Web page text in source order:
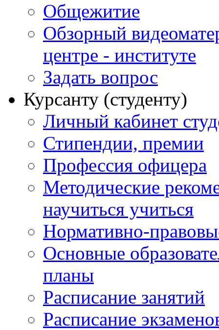
Общежитие
Обзорный
центре - институте
Задать вопрос
Курсанту (студенту)
Личный кабинет
Стипендии, премии
Профессия офицера
Методические
научиться учиться
Нормативно-
Основные
планы
Расписание занятий
Расписание